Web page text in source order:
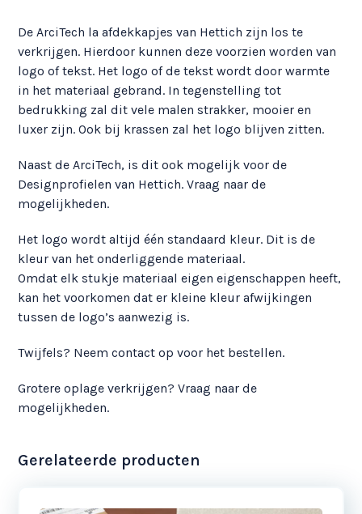
De ArciTech la afdekkapjes van Hettich zijn los te
verkrijgen. Hierdoor kunnen deze voorzien worden van
logo of tekst. Het logo of de tekst wordt door warmte
in het materiaal gebrand. In tegenstelling tot
bedrukking zal dit vele malen strakker, mooier en
luxer zijn. Ook bij krassen zal het logo blijven zitten.
Naast de ArciTech, is dit ook mogelijk voor de
Designprofielen van Hettich. Vraag naar de
mogelijkheden.
Het logo wordt altijd één standaard kleur. Dit is de
kleur van het onderliggende materiaal.
Omdat elk stukje materiaal eigen eigenschappen heeft,
kan het voorkomen dat er kleine kleur afwijkingen
tussen de logo’s aanwezig is.
Twijfels? Neem contact op voor het bestellen.
Grotere oplage verkrijgen? Vraag naar de
mogelijkheden.
Gerelateerde producten